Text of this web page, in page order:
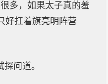
多，如果太子真的羞
好扛着旗亮明阵营
问道。